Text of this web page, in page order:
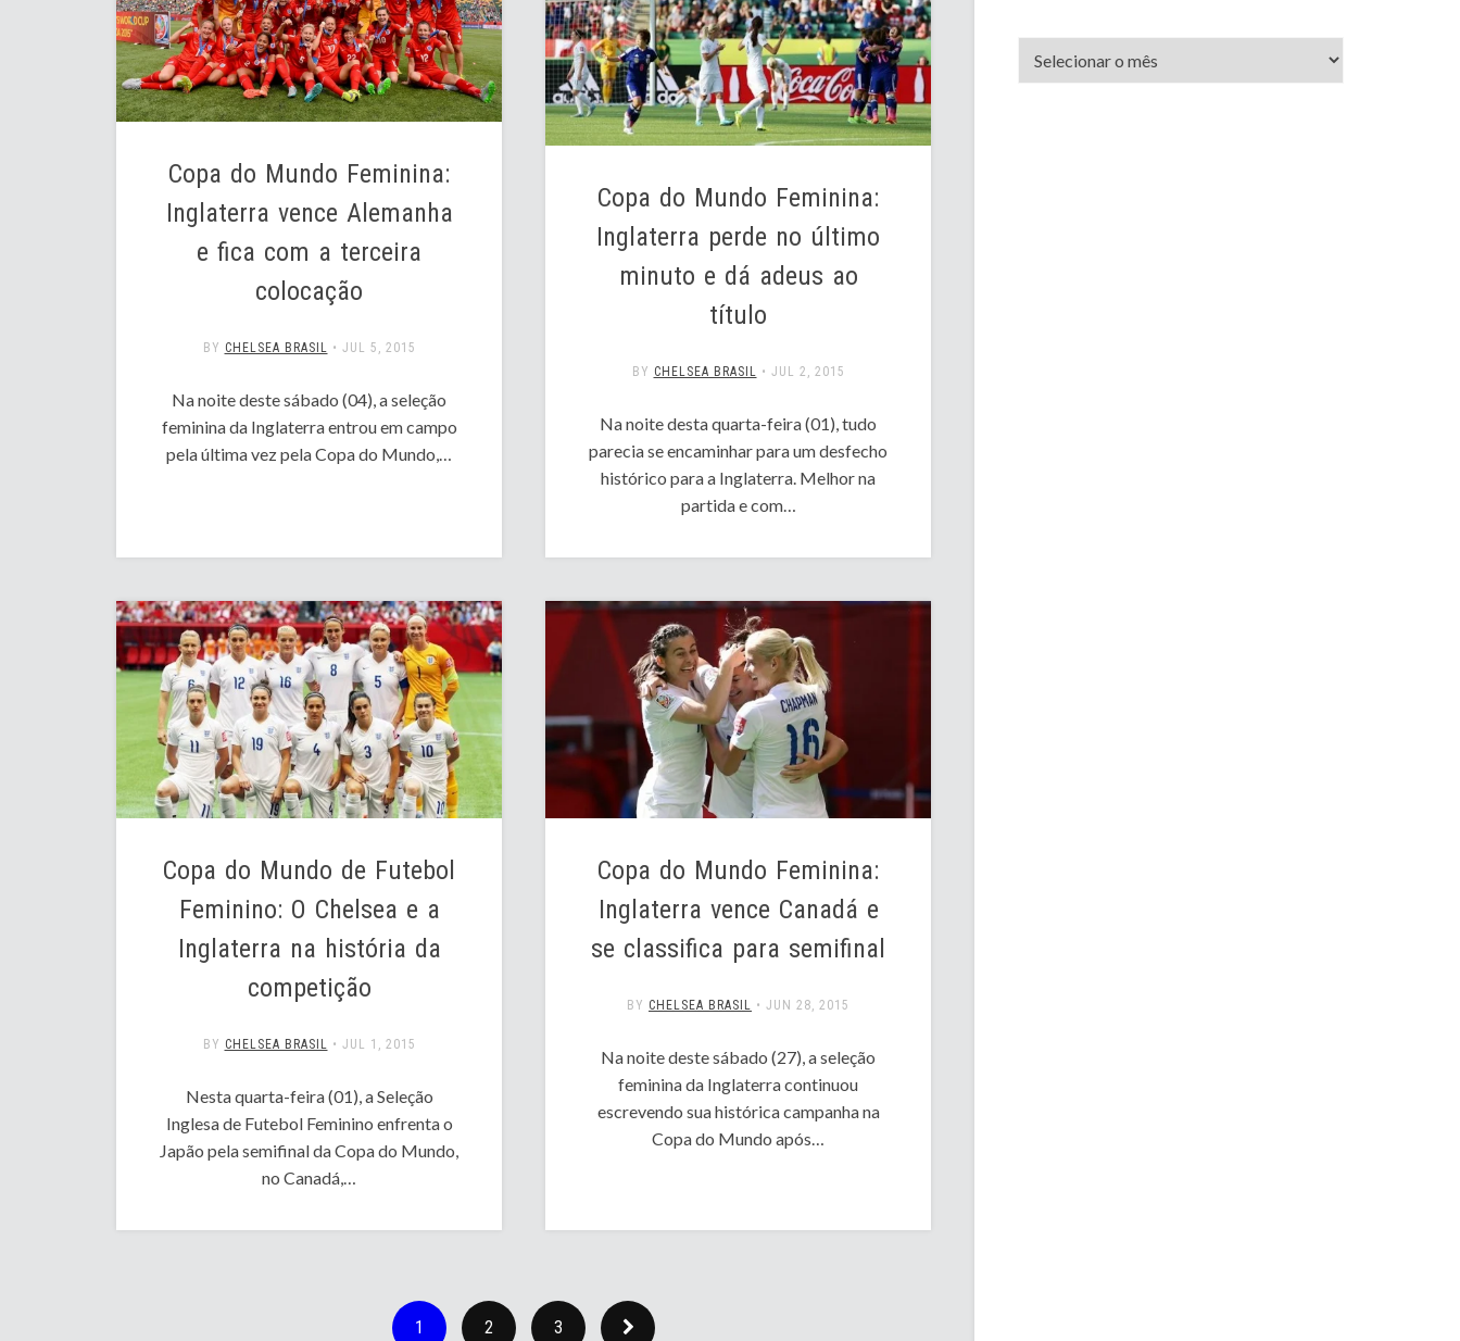
Copa do Mundo Feminina:
Inglaterra vence Alemanha
e fica com a terceira
colocação
BY CHELSEA BRASIL • JUL 5, 2015
Na noite deste sábado (04), a seleção
feminina da Inglaterra entrou em campo
pela última vez pela Copa do Mundo,…
Copa do Mundo Feminina:
Inglaterra perde no último
minuto e dá adeus ao
título
BY CHELSEA BRASIL • JUL 2, 2015
Na noite desta quarta-feira (01), tudo
parecia se encaminhar para um desfecho
histórico para a Inglaterra. Melhor na
partida e com…
Copa do Mundo de Futebol
Feminino: O Chelsea e a
Inglaterra na história da
competição
BY CHELSEA BRASIL • JUL 1, 2015
Nesta quarta-feira (01), a Seleção
Inglesa de Futebol Feminino enfrenta o
Japão pela semifinal da Copa do Mundo,
no Canadá,…
Copa do Mundo Feminina:
Inglaterra vence Canadá e
se classifica para semifinal
BY CHELSEA BRASIL • JUN 28, 2015
Na noite deste sábado (27), a seleção
feminina da Inglaterra continuou
escrevendo sua histórica campanha na
Copa do Mundo após…
1 2 3